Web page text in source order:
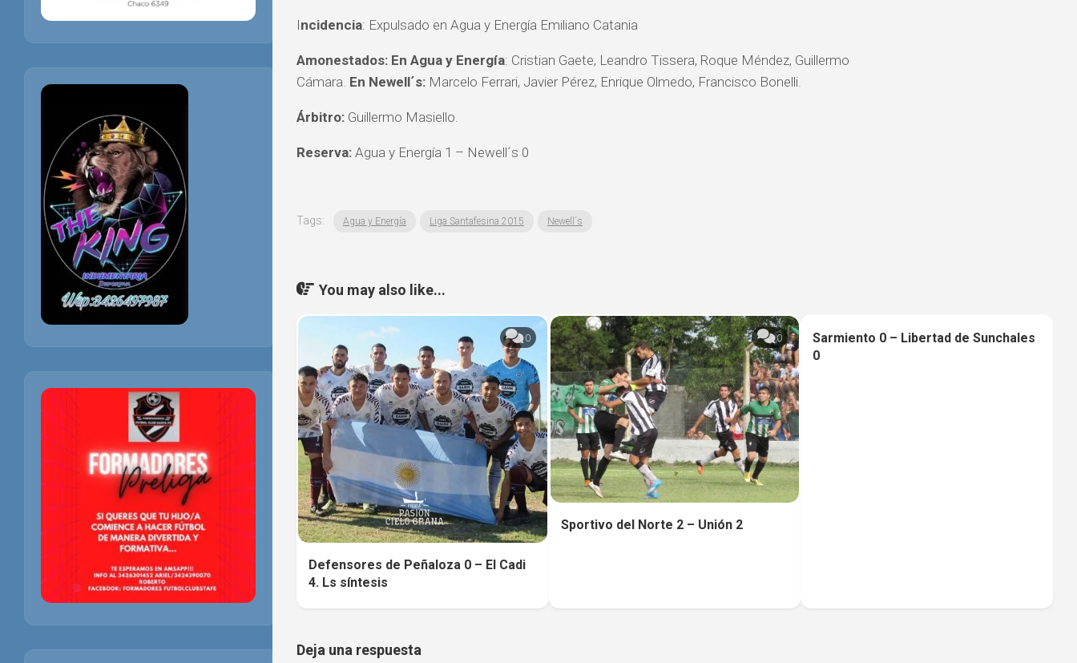
Incidencia: Expulsado en Agua y Energía Emiliano Catania
Amonestados: En Agua y Energía: Cristian Gaete, Leandro Tissera, Roque Méndez, Guillermo
Cámara. En Newell´s: Marcelo Ferrari, Javier Pérez, Enrique Olmedo, Francisco Bonelli.
Árbitro: Guillermo Masiello.
Reserva: Agua y Energía 1 – Newell´s 0
Tags: Agua y Energía Liga Santafesina 2015 Newell´s
You may also like...
0
Defensores de Peñaloza 0 – El Cadi
4. Ls síntesis
0
Sportivo del Norte 2 – Unión 2
0
Sarmiento 0 – Libertad de Sunchales
0
Deja una respuesta